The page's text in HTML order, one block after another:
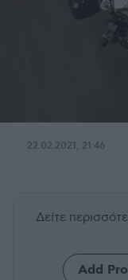
22.02.2021, 21:46
Δείτε
Add